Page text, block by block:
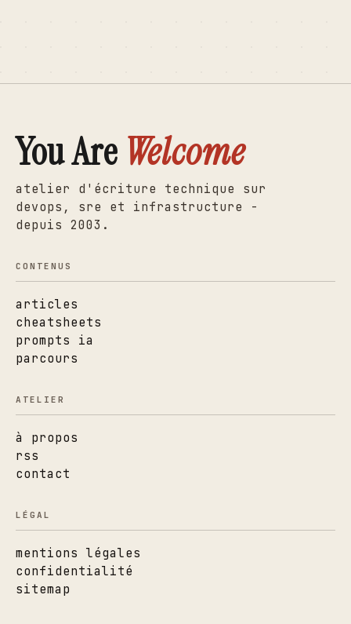
You Are Welcome
atelier d'écriture technique sur
devops, sre et infrastructure -
depuis 2003.
CONTENUS
articles
cheatsheets
prompts ia
parcours
ATELIER
à propos
rss
contact
LÉGAL
mentions légales
confidentialité
sitemap